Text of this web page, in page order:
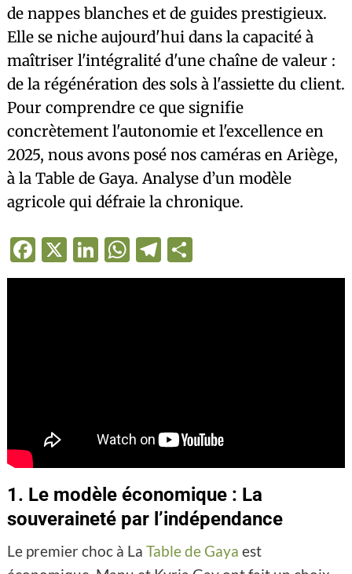
de nappes blanches et de guides prestigieux.
Elle se niche aujourd'hui dans la capacité à
maîtriser l'intégralité d'une chaîne de valeur :
de la régénération des sols à l'assiette du client.
Pour comprendre ce que signifie
concrètement l'autonomie et l'excellence en
2025, nous avons posé nos caméras en Ariège,
à la Table de Gaya. Analyse d’un modèle
agricole qui défraie la chronique.
Facebook
X LinkedIn
WhatsApp
Telegram
Partager
1. Le modèle économique : La
souveraineté par l’indépendance
Le premier choc à La Table de Gaya est